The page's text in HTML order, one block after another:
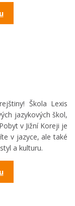
Škola Lexis
jazykových škol,
v Jižní Koreji je
v jazyce, ale také
a kulturu.